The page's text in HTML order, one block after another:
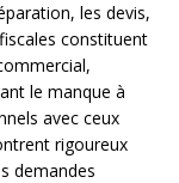
les devis,
constituent
le manque à
avec ceux
rigoureux
demandes